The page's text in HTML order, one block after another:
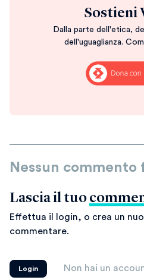
Sostieni
Dalla parte dell'etica,
dell'uguaglianza.
Nessun commento
Lascia il tuo
Effettua il login, o crea un
commentare.
Login Non hai un